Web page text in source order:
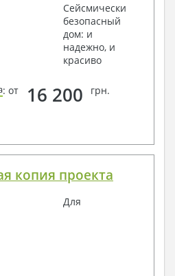
Сейсмически
безопасный
дом: и
надежно, и
красиво
: от 16 200 грн.
копия проекта
Для